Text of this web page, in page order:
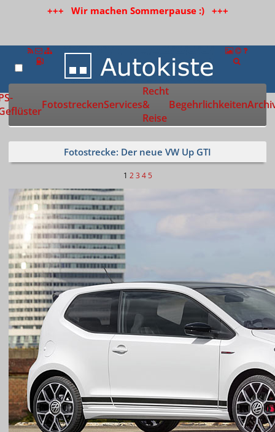
+++ Wir machen Sommerpause :) +++
Zur Startseite
FotostreckenServices
Recht
&
Reise
Begehrlichkeiten
Fotostrecke: Der neue VW Up GTI
1 2 3 4 5